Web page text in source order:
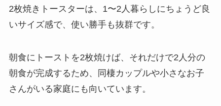
2枚焼きトースターは、1〜2人暮らしにちょうど良
いサイズ感で、使い勝手も抜群です。
朝食にトーストを2枚焼けば、それだけで2人分の
朝食が完成するため、同棲カップルや小さなお子
さんがいる家庭にも向いています。